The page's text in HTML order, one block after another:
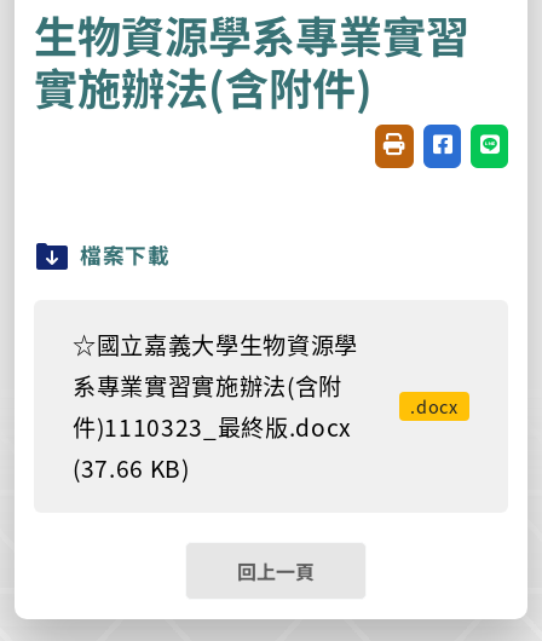
生物資源學系專業實習
實施辦法(含附件)
友善列印(開新視
分享至臉書
分享
檔案下載
☆國立嘉義大學生物資源學
系專業實習實施辦法(含附
件)1110323_最終版.docx
(37.66 KB)
.docx
回上一頁